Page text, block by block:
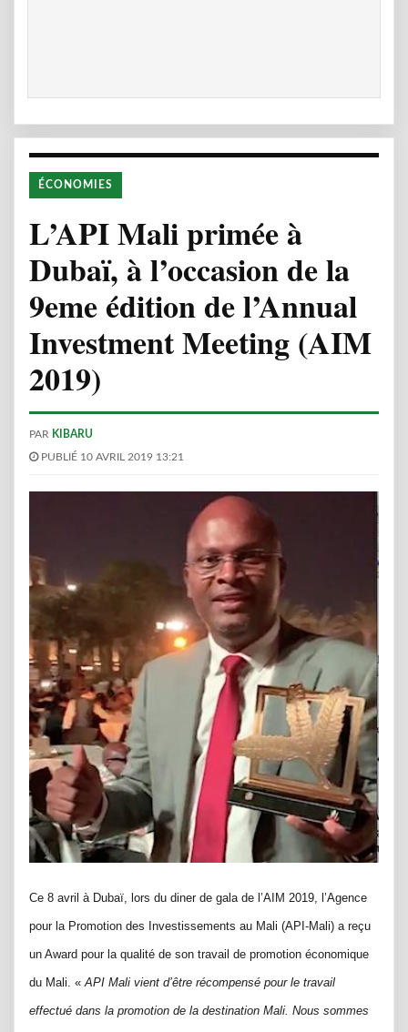
ÉCONOMIES
L’API Mali primée à
Dubaï, à l’occasion de la
9eme édition de l’Annual
Investment Meeting (AIM
2019)
PAR KIBARU
PUBLIÉ 10 AVRIL 2019 13:21
Ce 8 avril à Dubaï, lors du diner de gala de l’AIM 2019, l’Agence
pour la Promotion des Investissements au Mali (API-Mali) a reçu
un Award pour la qualité de son travail de promotion économique
du Mali. «API Mali vient d’être récompensé pour le travail
effectué dans la promotion de la destination Mali. Nous sommes